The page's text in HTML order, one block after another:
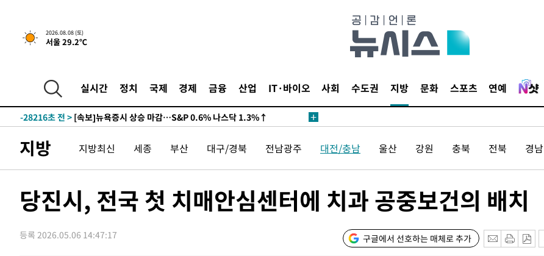
2026.08.08 (토)
서울 29.2℃
실시간 정치 국제 경제 금융 산업 IT·바이오 사회 수도권 지방 문화 스포츠 연예
-28216초 전 > [속보]뉴욕증시 상승 마감…S&P 0.6% 나스닥 1.3%↑
지방 지방최신 세종 부산 대구/경북 전남광주 대전/충남 울산 강원 충북 전북 경남
당진시, 전국 첫 치매안심센터에 치과 공중보건의 배치
등록 2026.05.06 14:47:17 구글에서 선호하는 매체로 추가